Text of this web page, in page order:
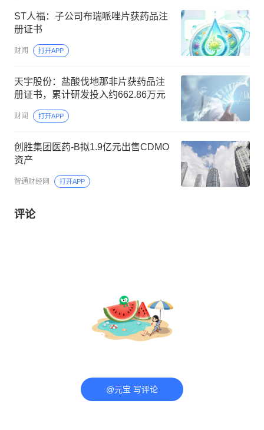
ST人福：子公司布瑞哌唑片获药品注
册证书
财闻 打开APP
天宇股份：盐酸伐地那非片获药品注
册证书，累计研发投入约662.86万元
财闻 打开APP
创胜集团医药-B拟1.9亿元出售CDMO
资产
智通财经网 打开APP
评论
@元宝 写评论